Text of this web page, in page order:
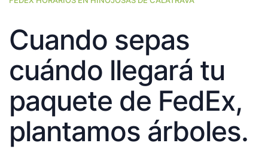
Cuando sepas
cuándo llegará tu
paquete de FedEx,
plantamos árboles.